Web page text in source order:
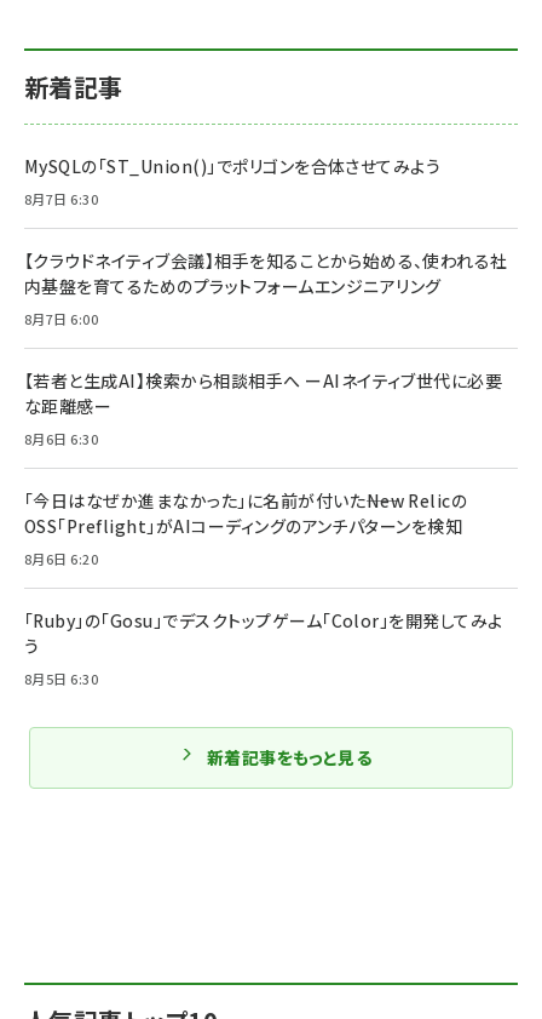
新着記事
MySQLの「ST_Union()」でポリゴンを合体させてみよう
8月7日 6:30
【クラウドネイティブ会議】相手を知ることから始める、使われる社
内基盤を育てるためのプラットフォームエンジニアリング
8月7日 6:00
【若者と生成AI】検索から相談相手へ ーAIネイティブ世代に必要
な距離感ー
8月6日 6:30
「今日はなぜか進まなかった」に名前が付いた――New Relicの
OSS「Preflight」がAIコーディングのアンチパターンを検知
8月6日 6:20
「Ruby」の「Gosu」でデスクトップゲーム「Color」を開発してみよ
う
8月5日 6:30
新着記事をもっと見る